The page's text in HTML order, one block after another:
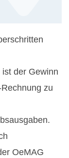
der Gewinn
zu
OeMAG